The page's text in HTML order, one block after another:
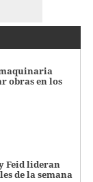
obras en los
Feid lideran
de la semana